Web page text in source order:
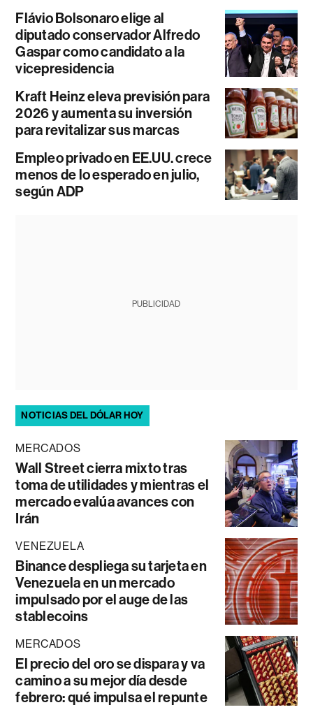
Flávio Bolsonaro elige al
diputado conservador Alfredo
Gaspar como candidato a la
vicepresidencia
Kraft Heinz eleva previsión para
2026 y aumenta su inversión
para revitalizar sus marcas
Empleo privado en EE.UU. crece
menos de lo esperado en julio,
según ADP
PUBLICIDAD
NOTICIAS DEL DÓLAR HOY
MERCADOS
Wall Street cierra mixto tras
toma de utilidades y mientras el
mercado evalúa avances con
Irán
VENEZUELA
Binance despliega su tarjeta en
Venezuela en un mercado
impulsado por el auge de las
stablecoins
MERCADOS
El precio del oro se dispara y va
camino a su mejor día desde
febrero: qué impulsa el repunte